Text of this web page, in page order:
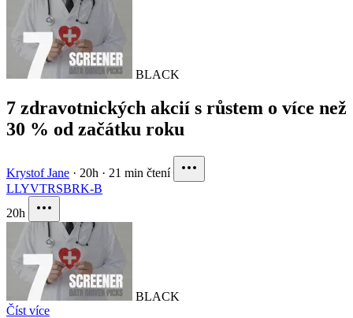
BLACK
7 zdravotnických akcií s růstem o více než
30 % od začátku roku
Krystof Jane · 20h · 21 min čtení
LLYVTRSBRK-B
20h
BLACK
Číst více